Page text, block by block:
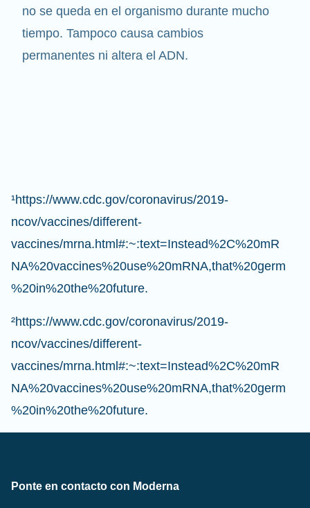
no se queda en el organismo durante mucho
tiempo. Tampoco causa cambios
permanentes ni altera el ADN.
¹https://www.cdc.gov/coronavirus/2019-
ncov/vaccines/different-
vaccines/mrna.html#:~:text=Instead%2C%20mR
NA%20vaccines%20use%20mRNA,that%20germ
%20in%20the%20future.
²https://www.cdc.gov/coronavirus/2019-
ncov/vaccines/different-
vaccines/mrna.html#:~:text=Instead%2C%20mR
NA%20vaccines%20use%20mRNA,that%20germ
%20in%20the%20future.
Ponte en contacto con Moderna